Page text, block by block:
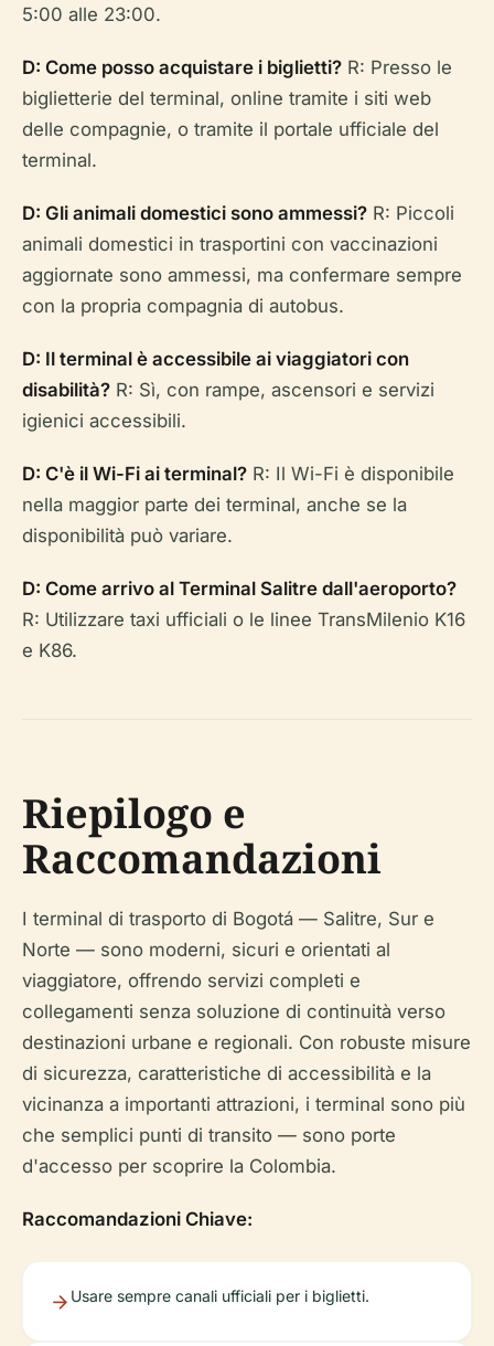
5:00 alle 23:00.
D: Come posso acquistare i biglietti? R: Presso le
biglietterie del terminal, online tramite i siti web
delle compagnie, o tramite il portale ufficiale del
terminal.
D: Gli animali domestici sono ammessi? R: Piccoli
animali domestici in trasportini con vaccinazioni
aggiornate sono ammessi, ma confermare sempre
con la propria compagnia di autobus.
D: Il terminal è accessibile ai viaggiatori con
disabilità? R: Sì, con rampe, ascensori e servizi
igienici accessibili.
D: C'è il Wi-Fi ai terminal? R: Il Wi-Fi è disponibile
nella maggior parte dei terminal, anche se la
disponibilità può variare.
D: Come arrivo al Terminal Salitre dall'aeroporto?
R: Utilizzare taxi ufficiali o le linee TransMilenio K16
e K86.
Riepilogo e
Raccomandazioni
I terminal di trasporto di Bogotá — Salitre, Sur e
Norte — sono moderni, sicuri e orientati al
viaggiatore, offrendo servizi completi e
collegamenti senza soluzione di continuità verso
destinazioni urbane e regionali. Con robuste misure
di sicurezza, caratteristiche di accessibilità e la
vicinanza a importanti attrazioni, i terminal sono più
che semplici punti di transito — sono porte
d'accesso per scoprire la Colombia.
Raccomandazioni Chiave:
Usare sempre canali ufficiali per i biglietti.